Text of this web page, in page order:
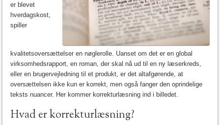
er blevet
hverdagskost,
spiller
kvalitetsoversættelser en nøglerolle. Uanset om det er en global
virksomhedsrapport, en roman, der skal nå ud til en ny læserkreds,
eller en brugervejledning til et produkt, er det altafgørende, at
oversættelsen ikke kun er korrekt, men også fanger den oprindelige
teksts nuancer. Her kommer korrekturlæsning ind i billedet.
Hvad er korrekturlæsning?